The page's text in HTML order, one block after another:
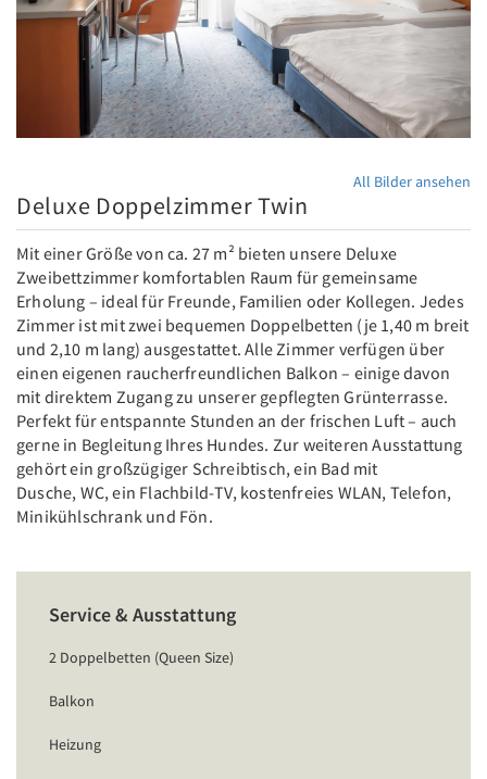
All Bilder ansehen
Deluxe Doppelzimmer Twin
Mit einer Größe von ca. 27 m² bieten unsere Deluxe
Zweibettzimmer komfortablen Raum für gemeinsame
Erholung – ideal für Freunde, Familien oder Kollegen. Jedes
Zimmer ist mit zwei bequemen Doppelbetten (je 1,40 m breit
und 2,10 m lang) ausgestattet. Alle Zimmer verfügen über
einen eigenen raucherfreundlichen Balkon – einige davon
mit direktem Zugang zu unserer gepflegten Grünterrasse.
Perfekt für entspannte Stunden an der frischen Luft – auch
gerne in Begleitung Ihres Hundes. Zur weiteren Ausstattung
gehört ein großzügiger Schreibtisch, ein Bad mit
Dusche, WC, ein Flachbild-TV, kostenfreies WLAN, Telefon,
Minikühlschrank und Fön.
Service & Ausstattung
2 Doppelbetten (Queen Size)
Balkon
Heizung